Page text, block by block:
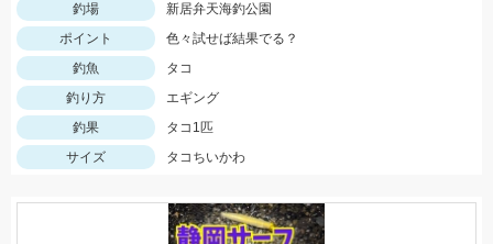
釣場
新居弁天海釣公園
ポイント
色々試せば結果でる？
釣魚
タコ
釣り方
エギング
釣果
タコ1匹
サイズ
タコちいかわ